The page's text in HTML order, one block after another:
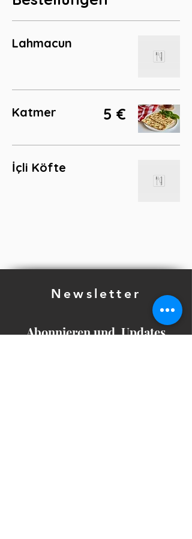
Lahmacun
Katmer 5 €
İçli Köfte
Newsletter
Abonnieren und Updates